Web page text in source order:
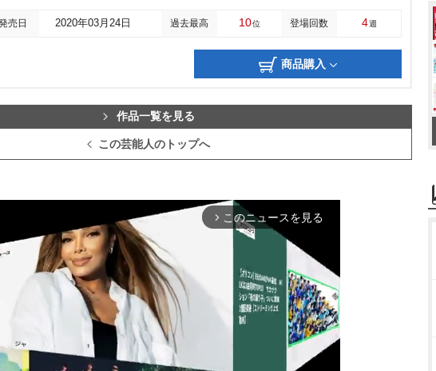
売日 2020年03月24日 過去最高 10位 登場回数 4週
商品購入
作品一覧を見る
この芸能人のトップへ
arrow_forward_ios このニュースを見る